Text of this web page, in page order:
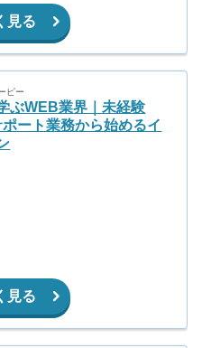
見る
ピー
ぶWEB業界｜未経験
ート業務から始めるイ
見る